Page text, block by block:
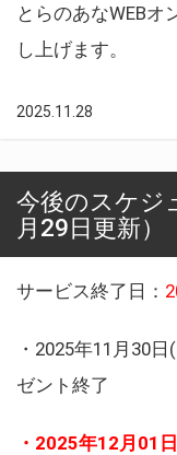
とらのあなWEBオ
し上げます。
2025.11.28
今後のスケジ
月29日更新）
サービス終了日：
・2025年11月30
ゼント終了
・2025年12月01